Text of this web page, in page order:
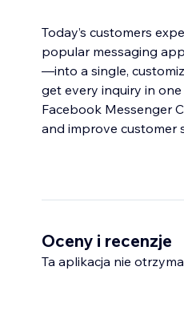
Today’s customers
popular messaging
—into a single,
get every inquiry in
Facebook Messenger
and improve customer
Oceny i recenzje
Ta aplikacja nie